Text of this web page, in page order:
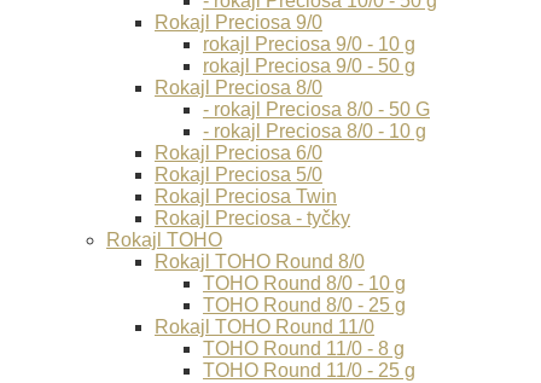
Rokajl Preciosa 9/0
rokajl Preciosa 9/0 - 10 g
rokajl Preciosa 9/0 - 50 g
Rokajl Preciosa 8/0
- rokajl Preciosa 8/0 - 50 G
- rokajl Preciosa 8/0 - 10 g
Rokajl Preciosa 6/0
Rokajl Preciosa 5/0
Rokajl Preciosa Twin
Rokajl Preciosa - tyčky
Rokajl TOHO
Rokajl TOHO Round 8/0
TOHO Round 8/0 - 10 g
TOHO Round 8/0 - 25 g
Rokajl TOHO Round 11/0
TOHO Round 11/0 - 8 g
TOHO Round 11/0 - 25 g